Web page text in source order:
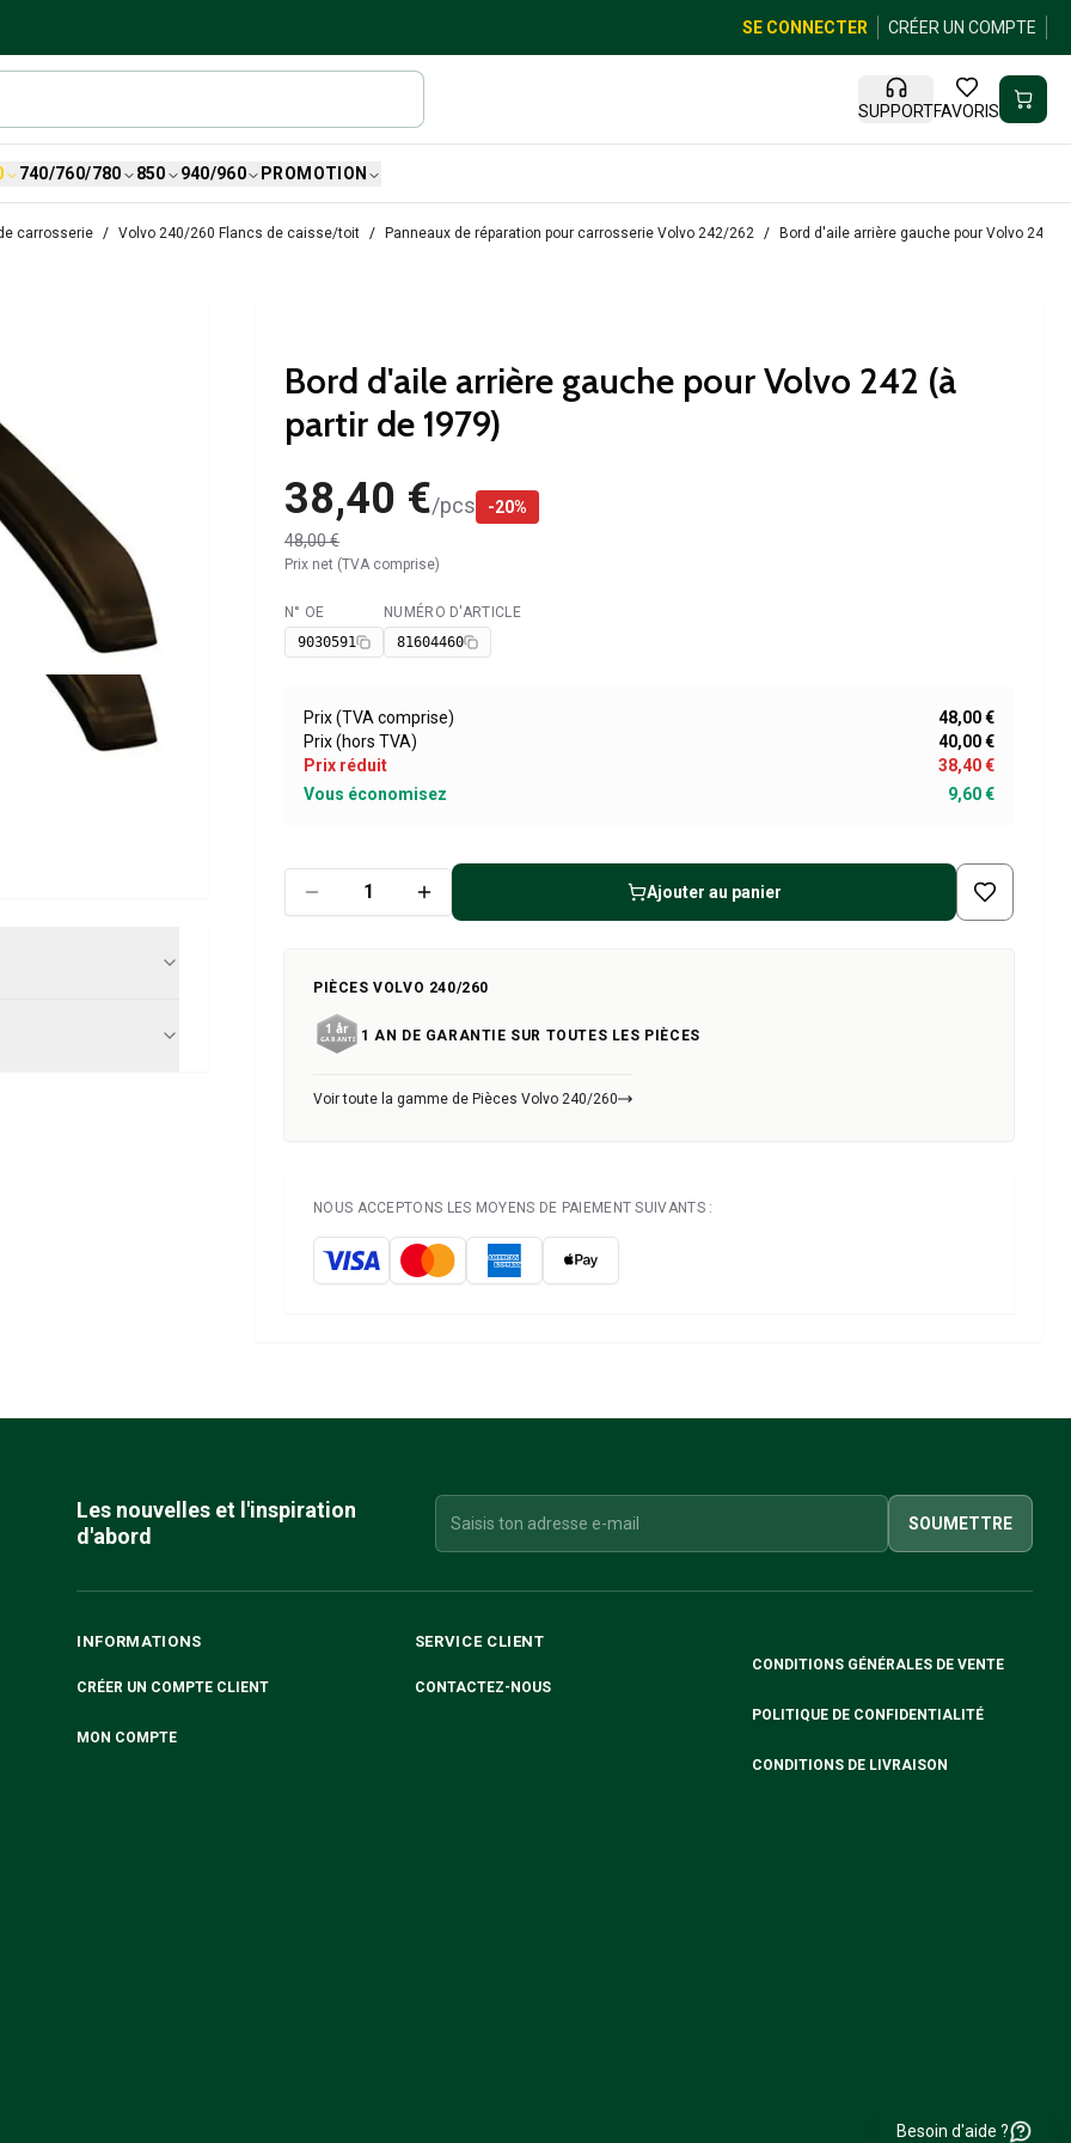
SE CONNECTER CRÉER UN COMPTE
SUPPORTFAVORIS
740/760/780 850 940/960 PROMOTION
carrosserie Volvo 240/260 Flancs de caisse/toit Panneaux de réparation pour carrosserie Volvo 242/262 Bord d'aile arrière gauche pour Volvo 242
Bord d'aile arrière gauche pour Volvo 242 (à
partir de 1979)
38,40 €/pcs -20%
48,00 €
Prix net (TVA comprise)
Disponible
N° OE
9030591
NUMÉRO D'ARTICLE
81604460
Prix (TVA comprise)
48,00 €
Prix (hors TVA)
40,00 €
Prix réduit
38,40 €
Vous économisez
9,60 €
Ajouter au panier
PIÈCES VOLVO 240/260
1 AN DE GARANTIE SUR TOUTES LES PIÈCES
Voir toute la gamme de Pièces Volvo 240/260
NOUS ACCEPTONS LES MOYENS DE PAIEMENT SUIVANTS :
Les nouvelles et l'inspiration
d'abord
SOUMETTRE
INFORMATIONS
CRÉER UN COMPTE CLIENT
MON COMPTE
SERVICE CLIENT
CONTACTEZ-NOUS
CONDITIONS GÉNÉRALES DE VENTE
POLITIQUE DE CONFIDENTIALITÉ
CONDITIONS DE LIVRAISON
Besoin d'aide ?